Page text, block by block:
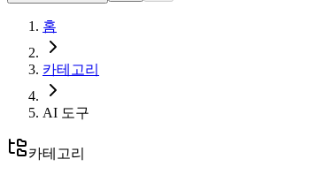
홈
카테고리
AI 도구
카테고리